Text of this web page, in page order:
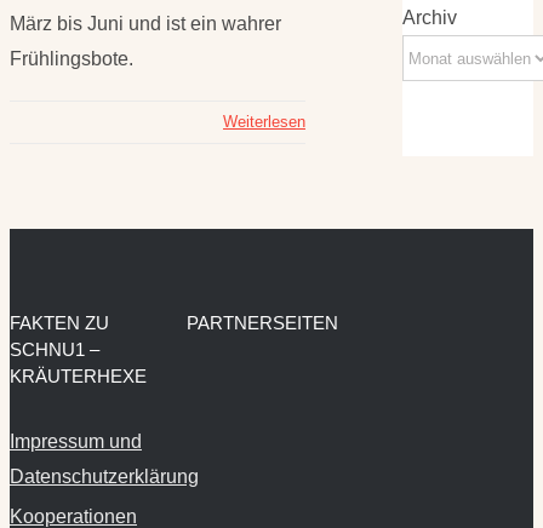
März bis Juni und ist ein wahrer
Frühlingsbote.
Weiterlesen
Archiv
FAKTEN ZU
SCHNU1 –
KRÄUTERHEXE
Impressum und
Datenschutzerklärung
Kooperationen
PARTNERSEITEN